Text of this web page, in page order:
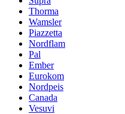
Thorma
Wamsler
Piazzetta
Nordflam
Pal
Ember
Eurokom
Nordpeis
Canada
Vesuvi